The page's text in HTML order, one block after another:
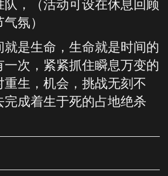
，（活动可设在休息回顾
氛）
就是生命，生命就是时间的
一次，紧紧抓住瞬息万变的
生，机会，挑战无刻不
成着生于死的占地绝杀